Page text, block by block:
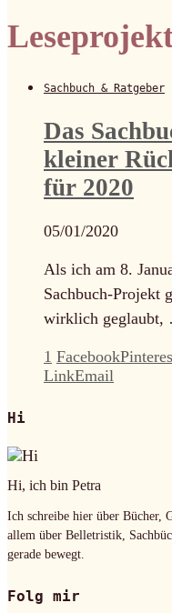
Sachbuch & Ratgeber
Das
kleiner
für 2020
05/01/2020
Als ich am 8.
Sachbuch-Projekt
wirklich
1 Facebook
LinkEmail
Hi
Hi, ich bin Petra
Ich schreibe hier über Bücher,
allem über Belletristik,
gerade bewegt.
Folg mir